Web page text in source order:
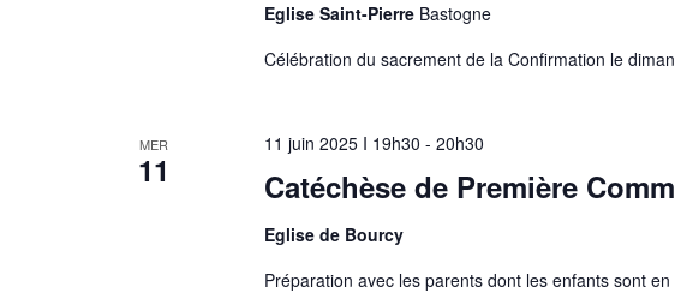
Eglise Saint-Pierre Bastogne
Célébration du sacrement de la Confirmation le
MER
11 Catéchèse de Première
11 juin 2025 I 19h30 - 20h30
Eglise de Bourcy
Préparation avec les parents dont les enfants sont